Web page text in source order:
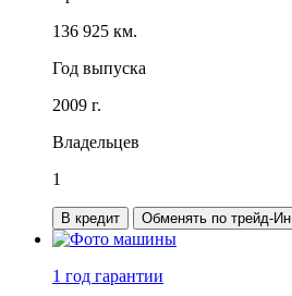
136 925 км.
Год выпуска
2009 г.
Владельцев
1
В кредит Обменять по трейд-Ин
1 год гарантии